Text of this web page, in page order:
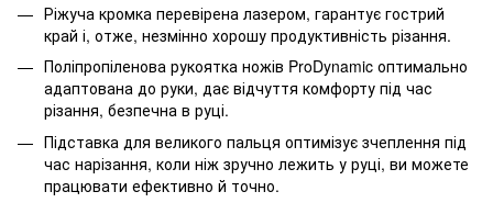
Ріжуча кромка перевірена лазером, гарантує гострий
край і, отже, незмінно хорошу продуктивність різання.
Поліпропіленова рукоятка ножів ProDynamic оптимально
адаптована до руки, дає відчуття комфорту під час
різання, безпечна в руці.
Підставка для великого пальця оптимізує зчеплення під
час нарізання, коли ніж зручно лежить у руці, ви можете
працювати ефективно й точно.